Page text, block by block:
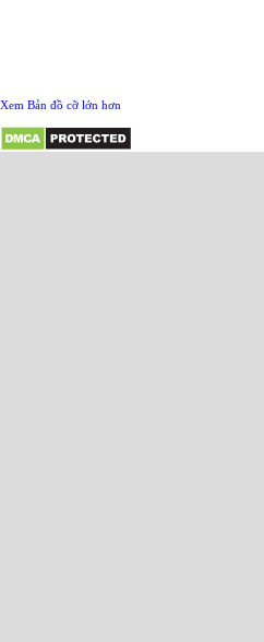
Xem Bản đồ cỡ lớn hơn